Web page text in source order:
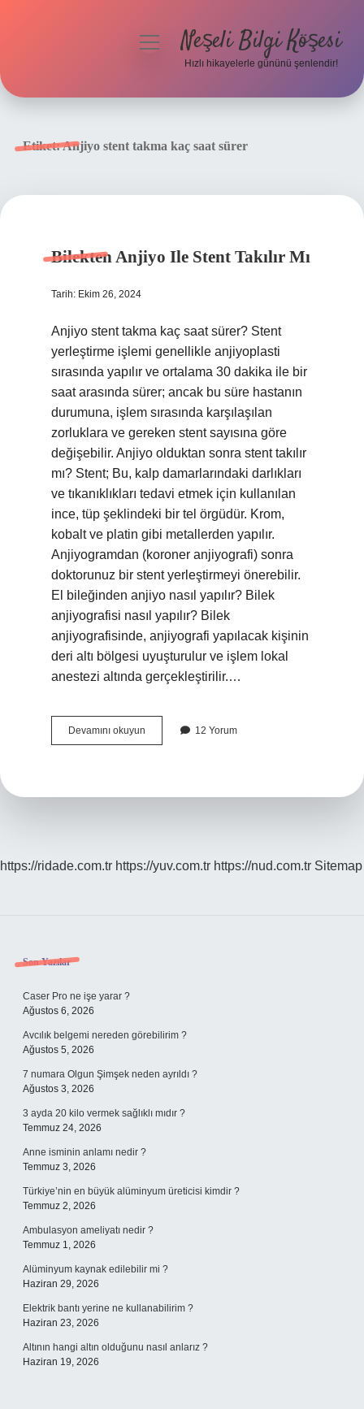
menüyüNeşeli Bilgi Köşesi
Hızlı hikayelerle gününü şenlendir!
Etiket:Anjiyo stent takma kaç saat sürer
Bilekten Anjiyo Ile Stent Takılır Mı
Tarih: Ekim 26, 2024
Anjiyo stent takma kaç saat sürer? Stent
yerleştirme işlemi genellikle anjiyoplasti
sırasında yapılır ve ortalama 30 dakika ile bir
saat arasında sürer; ancak bu süre hastanın
durumuna, işlem sırasında karşılaşılan
zorluklara ve gereken stent sayısına göre
değişebilir. Anjiyo olduktan sonra stent takılır
mı? Stent; Bu, kalp damarlarındaki darlıkları
ve tıkanıklıkları tedavi etmek için kullanılan
ince, tüp şeklindeki bir tel örgüdür. Krom,
kobalt ve platin gibi metallerden yapılır.
Anjiyogramdan (koroner anjiyografi) sonra
doktorunuz bir stent yerleştirmeyi önerebilir.
El bileğinden anjiyo nasıl yapılır? Bilek
anjiyografisi nasıl yapılır? Bilek
anjiyografisinde, anjiyografi yapılacak kişinin
deri altı bölgesi uyuşturulur ve işlem lokal
anestezi altında gerçekleştirilir.…
Devamını okuyun
Anjiyo
12 Yorum
https://ridade.com.tr https://yuv.com.tr https://nud.com.tr Sitemap
Sidebar
Son Yazılar
Caser Pro ne işe yarar ?
Ağustos 6, 2026
Avcılık belgemi nereden görebilirim ?
Ağustos 5, 2026
7 numara Olgun Şimşek neden ayrıldı ?
Ağustos 3, 2026
3 ayda 20 kilo vermek sağlıklı mıdır ?
Temmuz 24, 2026
Anne isminin anlamı nedir ?
Temmuz 3, 2026
Türkiye’nin en büyük alüminyum üreticisi kimdir ?
Temmuz 2, 2026
Ambulasyon ameliyatı nedir ?
Temmuz 1, 2026
Alüminyum kaynak edilebilir mi ?
Haziran 29, 2026
Elektrik bantı yerine ne kullanabilirim ?
Haziran 23, 2026
Altının hangi altın olduğunu nasıl anlarız ?
Haziran 19, 2026